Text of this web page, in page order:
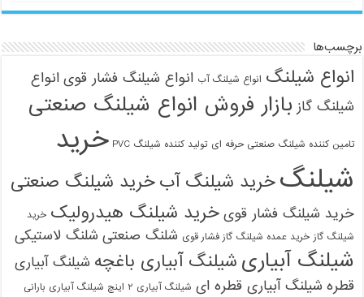
برچسب‌ها
انواع شیلنگ انواع شیلنگ آب انواع شیلنگ فشار قوی انواع
شیلنگ گاز بازار فروش انواع شیلنگ صنعتی
تامین کننده شیلنگ صنعتی حرفه ای تولید کننده شیلنگ PVC
خرید
شیلنگخرید شیلنگ آبخرید شیلنگ صنعتی
خرید شیلنگ فشار قوی خرید شیلنگ هیدرولیک خرید
شیلنگ گاز خرید عمده شیلنگ گاز فشار قوی شلنگ صنعتی شلنگ لاستیکی
شیلنگ آبیاری شیلنگ آبیاری باغچه شیلنگ آبیاری
قطره شیلنگ آبیاری قطره ای شیلنگ آبیاری ۲ اینچ شیلنگ آبیاری بارانی